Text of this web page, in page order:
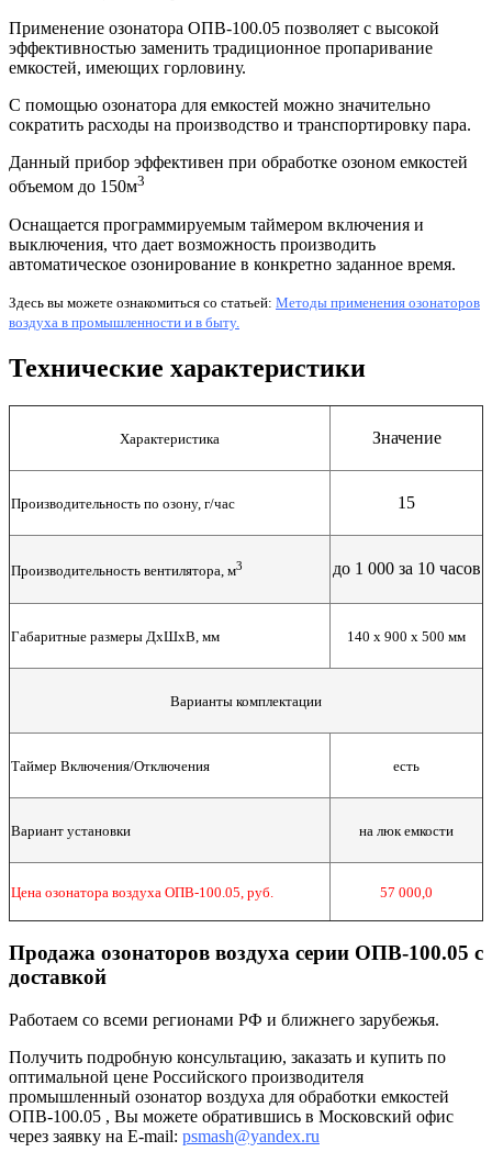
Применение озонатора ОПВ-100.05 позволяет с высокой
эффективностью заменить традиционное пропаривание
емкостей, имеющих горловину.
С помощью озонатора для емкостей можно значительно
сократить расходы на производство и транспортировку пара.
Данный прибор эффективен при обработке озоном емкостей
объемом до 150м3
Оснащается программируемым таймером включения и
выключения, что дает возможность производить
автоматическое озонирование в конкретно заданное время.
Здесь вы можете ознакомиться со статьей: Методы применения озонаторов
воздуха в промышленности и в быту.
Технические характеристики
Характеристика Значение
Производительность по озону, г/час 15
Производительность вентилятора, м3 до 1 000 за 10 часов
Габаритные размеры ДхШхВ, мм 140 x 900 x 500 мм
Варианты комплектации
Таймер Включения/Отключения есть
Вариант установки на люк емкости
Цена озонатора воздуха ОПВ-100.05, руб. 57 000,0
Продажа озонаторов воздуха серии ОПВ-100.05 с
доставкой
Работаем со всеми регионами РФ и ближнего зарубежья.
Получить подробную консультацию, заказать и купить по
оптимальной цене Российского производителя
промышленный озонатор воздуха для обработки емкостей
ОПВ-100.05 , Вы можете обратившись в Московский офис
через заявку на E-mail: psmash@yandex.ru